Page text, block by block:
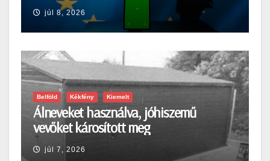
júl 8, 2026
Belföld Kékfény Kiemelt
Álneveket használva, jóhiszemű
vevőket károsított meg
júl 7, 2026